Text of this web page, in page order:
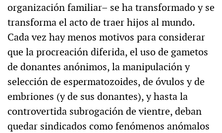
organización familiar– se ha transformado y se
transforma el acto de traer hijos al mundo.
Cada vez hay menos motivos para considerar
que la procreación diferida, el uso de gametos
de donantes anónimos, la manipulación y
selección de espermatozoides, de óvulos y de
embriones (y de sus donantes), y hasta la
controvertida subrogación de vientre, deban
quedar sindicados como fenómenos anómalos